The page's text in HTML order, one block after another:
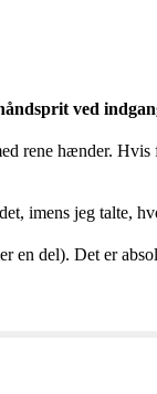
ved
rene hænder.
imens jeg talte,
del). Det er